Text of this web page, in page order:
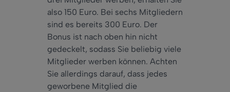
also 150 Euro. Bei sechs Mitgliedern
sind es bereits 300 Euro. Der
Bonus ist nach oben hin nicht
gedeckelt, sodass Sie beliebig viele
Mitglieder werben können. Achten
Sie allerdings darauf, dass jedes
geworbene Mitglied die